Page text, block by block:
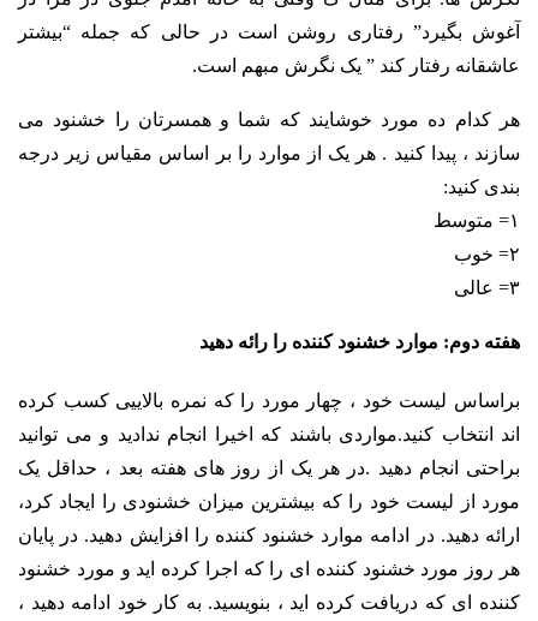
آغوش بگیرد” رفتاری روشن است در حالی که جمله “بیشتر
عاشقانه رفتار کند ” یک نگرش مبهم است.
هر کدام ده مورد خوشایند که شما و همسرتان را خشنود می
سازند ، پیدا کنید . هر یک از موارد را بر اساس مقیاس زیر درجه
بندی کنید:
۱= متوسط
۲= خوب
۳= عالی
هفته دوم: موارد خشنود کننده را رائه دهید
براساس لیست خود ، چهار مورد را که نمره بالاییی کسب کرده
اند انتخاب کنید.مواردی باشند که اخیرا انجام ندادید و می توانید
براحتی انجام دهید .در هر یک از روز های هفته بعد ، حداقل یک
مورد از لیست خود را که بیشترین میزان خشنودی را ایجاد کرد،
ارائه دهید. در ادامه موارد خشنود کننده را افزایش دهید. در پایان
هر روز مورد خشنود کننده ای را که اجرا کرده اید و مورد خشنود
کننده ای که دریافت کرده اید ، بنویسید. به کار خود ادامه دهید ،